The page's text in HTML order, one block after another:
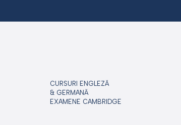
CURSURI ENGLEZĂ
& GERMANĂ
EXAMENE CAMBRIDGE